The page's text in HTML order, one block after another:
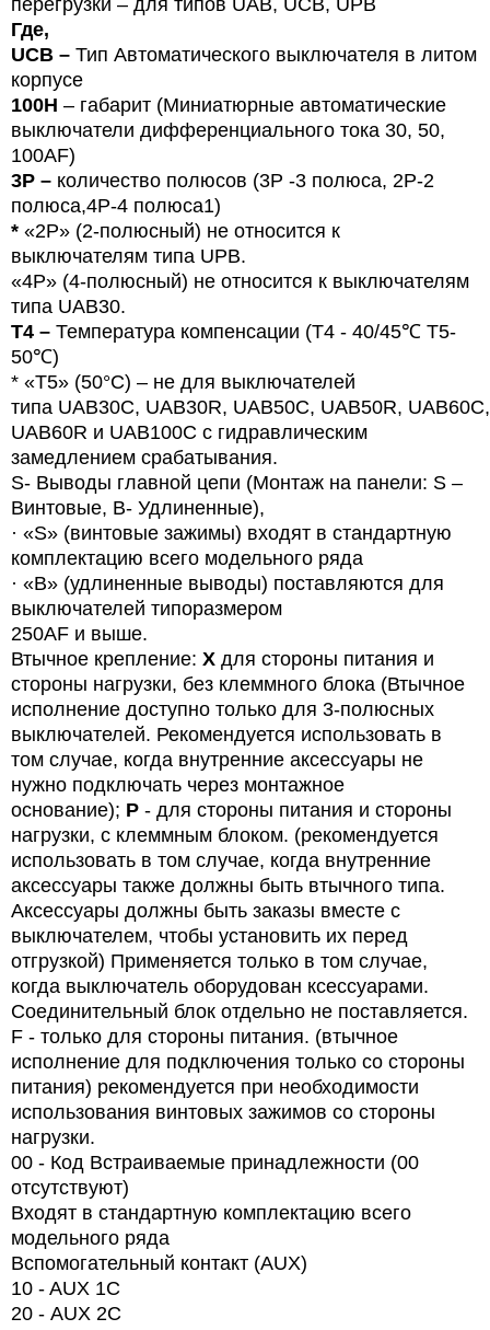
перегрузки – для типов UAB, UCB, UPB
Где,
UCB – Тип Автоматического выключателя в литом
корпусе
100H – габарит (Миниатюрные автоматические
выключатели дифференциального тока 30, 50,
100AF)
3P – количество полюсов (3Р -3 полюса, 2P-2
полюса,4Р-4 полюса1)
* «2P» (2-полюсный) не относится к
выключателям типа UPB.
«4P» (4-полюсный) не относится к выключателям
типа UAB30.
T4 – Температура компенсации (T4 - 40/45℃ T5-
50℃)
* «T5» (50°C) – не для выключателей
типа UAB30C, UAB30R, UAB50C, UAB50R, UAB60C,
UAB60R и UAB100C с гидравлическим
замедлением срабатывания.
S- Выводы главной цепи (Монтаж на панели: S –
Винтовые, B- Удлиненные),
· «S» (винтовые зажимы) входят в стандартную
комплектацию всего модельного ряда
· «B» (удлиненные выводы) поставляются для
выключателей типоразмером
250AF и выше.
Втычное крепление: X для стороны питания и
стороны нагрузки, без клеммного блока (Втычное
исполнение доступно только для 3-полюсных
выключателей. Рекомендуется использовать в
том случае, когда внутренние аксессуары не
нужно подключать через монтажное
основание); P - для стороны питания и стороны
нагрузки, с клеммным блоком. (рекомендуется
использовать в том случае, когда внутренние
аксессуары также должны быть втычного типа.
Аксессуары должны быть заказы вместе с
выключателем, чтобы установить их перед
отгрузкой) Применяется только в том случае,
когда выключатель оборудован ксессуарами.
Соединительный блок отдельно не поставляется.
F - только для стороны питания. (втычное
исполнение для подключения только со стороны
питания) рекомендуется при необходимости
использования винтовых зажимов со стороны
нагрузки.
00 - Код Встраиваемые принадлежности (00
отсутствуют)
Входят в стандартную комплектацию всего
модельного ряда
Вспомогательный контакт (AUX)
10 - AUX 1C
20 - AUX 2C